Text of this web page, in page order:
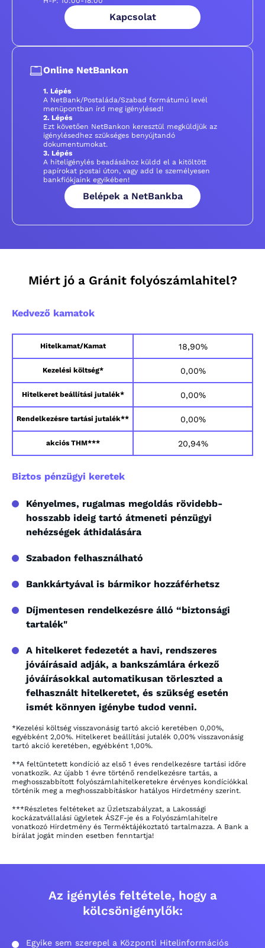
Kapcsolat
Online NetBankon
1. Lépés
A NetBank/Postaláda/Szabad formátumú levél
menüpontban írd meg igénylésed!
2. Lépés
Ezt követően NetBankon keresztül megküldjük az
igénylésedhez szükséges benyújtandó
dokumentumokat.
3. Lépés
A hiteligénylés beadásához küldd el a kitöltött
papírokat postai úton, vagy add le személyesen
bankfiókjaink egyikében!
Belépek a NetBankba
Miért jó a Gránit folyószámlahitel?
Kedvező kamatok
Hitelkamat/Kamat 18,90%
Kezelési költség* 0,00%
Hitelkeret beállítási jutalék* 0,00%
Rendelkezésre tartási jutalék** 0,00%
akciós THM*** 20,94%
Biztos pénzügyi keretek
Kényelmes, rugalmas megoldás rövidebb-
hosszabb ideig tartó átmeneti pénzügyi
nehézségek áthidalására
Szabadon felhasználható
Bankkártyával is bármikor hozzáférhetsz
Díjmentesen rendelkezésre álló “biztonsági
tartalék"
A hitelkeret fedezetét a havi, rendszeres
jóváírásaid adják, a bankszámlára érkező
jóváírásokkal automatikusan törleszted a
felhasznált hitelkeretet, és szükség esetén
ismét könnyen igénybe tudod venni.
*Kezelési költség visszavonásig tartó akció keretében 0,00%,
egyébként 2,00%. Hitelkeret beállítási jutalék 0,00% visszavonásig
tartó akció keretében, egyébként 1,00%.
**A feltüntetett kondíció az első 1 éves rendelkezésre tartási időre
vonatkozik. Az újabb 1 évre történő rendelkezésre tartás, a
meghosszabbított folyószámlahitelkeretekre érvényes kondíciókkal
történik meg a meghosszabbításkor hatályos Hirdetmény szerint.
***Részletes feltéteket az Üzletszabályzat, a Lakossági
kockázatvállalási ügyletek ÁSZF-je és a Folyószámlahitelre
vonatkozó Hirdetmény és Terméktájékoztató tartalmazza. A Bank a
bírálat jogát minden esetben fenntartja!
Az igénylés feltétele, hogy a
kölcsönigénylők:
Egyike sem szerepel a Központi Hitelinformációs